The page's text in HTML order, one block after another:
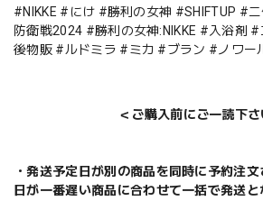
#NIKKE #にけ #勝利の女神 #SHIFTUP #
防衛戦2024 #勝利の女神:NIKKE #入浴剤
後物販 #ルドミラ #ミカ #ブラン #ノワー
＜ご購入前にご一読下さ
・発送予定日が別の商品を同時に予約注
日が一番遅い商品に合わせて一括で発送と